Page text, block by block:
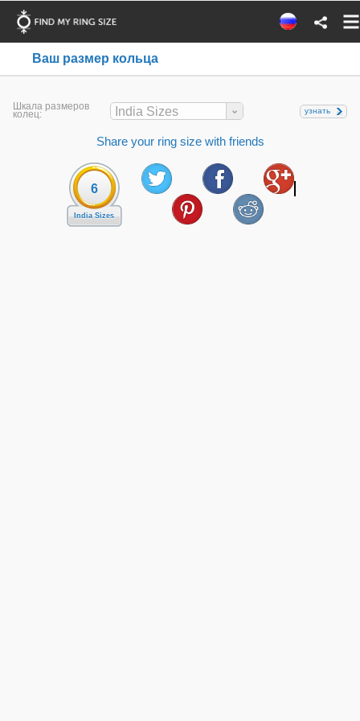
Ваш размер кольца
Шкала размеров
колец: India Sizes узнать
Share your ring size with friends
6
India Sizes